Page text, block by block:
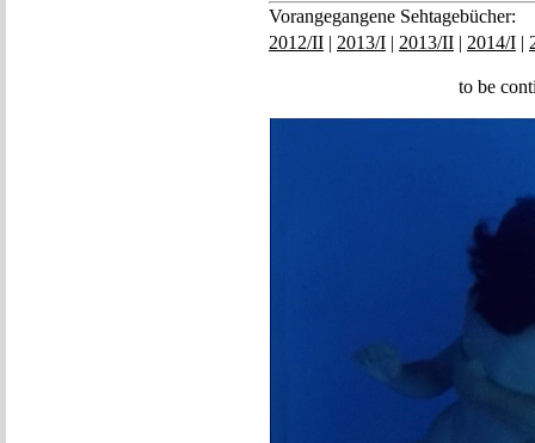
Vorangegangene Sehtagebücher:
2012/II | 2013/I | 2013/II | 2014/I |
to be